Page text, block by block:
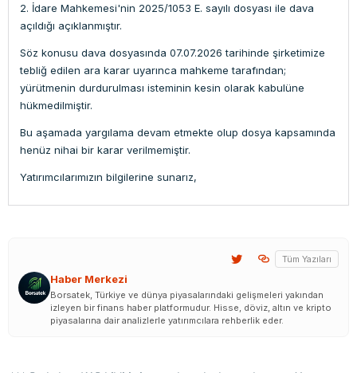
2. İdare Mahkemesi'nin 2025/1053 E. sayılı dosyası ile dava
açıldığı açıklanmıştır.
Söz konusu dava dosyasında 07.07.2026 tarihinde şirketimize
tebliğ edilen ara karar uyarınca mahkeme tarafından;
yürütmenin durdurulması isteminin kesin olarak kabulüne
hükmedilmiştir.
Bu aşamada yargılama devam etmekte olup dosya kapsamında
henüz nihai bir karar verilmemiştir.
Yatırımcılarımızın bilgilerine sunarız,
Haber Merkezi
Tüm Yazıları
Borsatek, Türkiye ve dünya piyasalarındaki gelişmeleri yakından
izleyen bir finans haber platformudur. Hisse, döviz, altın ve kripto
piyasalarına dair analizlerle yatırımcılara rehberlik eder.